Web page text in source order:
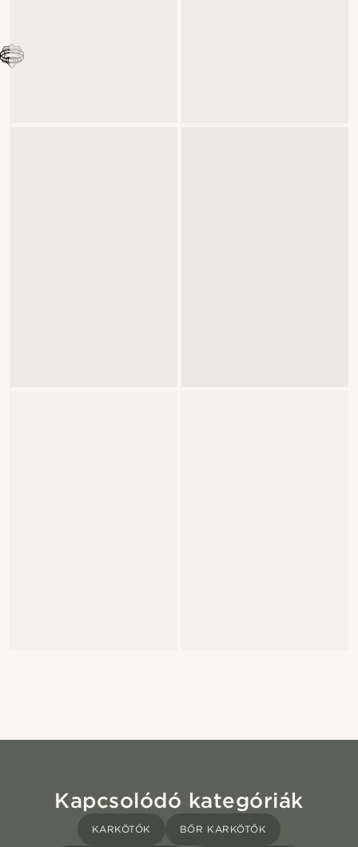
Kapcsolódó kategóriák
KARKÖTŐK BŐR KARKÖTŐK